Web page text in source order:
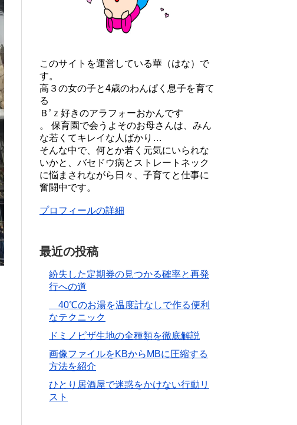
このサイトを運営している華（はな）で
す。
高３の女の子と4歳のわんぱく息子を育て
る
Ｂ’ｚ好きのアラフォーおかんです
。 保育園で会うよそのお母さんは、みん
な若くてキレイな人ばかり…
そんな中で、何とか若く元気にいられな
いかと、バセドウ病とストレートネック
に悩まされながら日々、子育てと仕事に
奮闘中です。
プロフィールの詳細
最近の投稿
紛失した定期券の見つかる確率と再発
行への道
40℃のお湯を温度計なしで作る便利
なテクニック
ドミノピザ生地の全種類を徹底解説
画像ファイルをKBからMBに圧縮する
方法を紹介
ひとり居酒屋で迷惑をかけない行動リ
スト